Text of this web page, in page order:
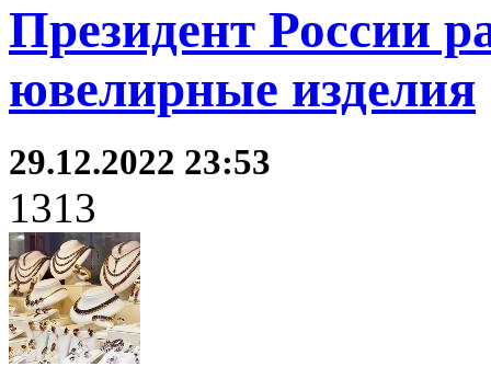
Президент России
ювелирные изделия
29.12.2022 23:53
1313